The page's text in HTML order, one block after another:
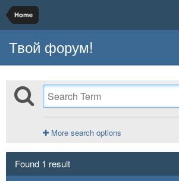
Home
Твой форум!
More search options
Found 1 result